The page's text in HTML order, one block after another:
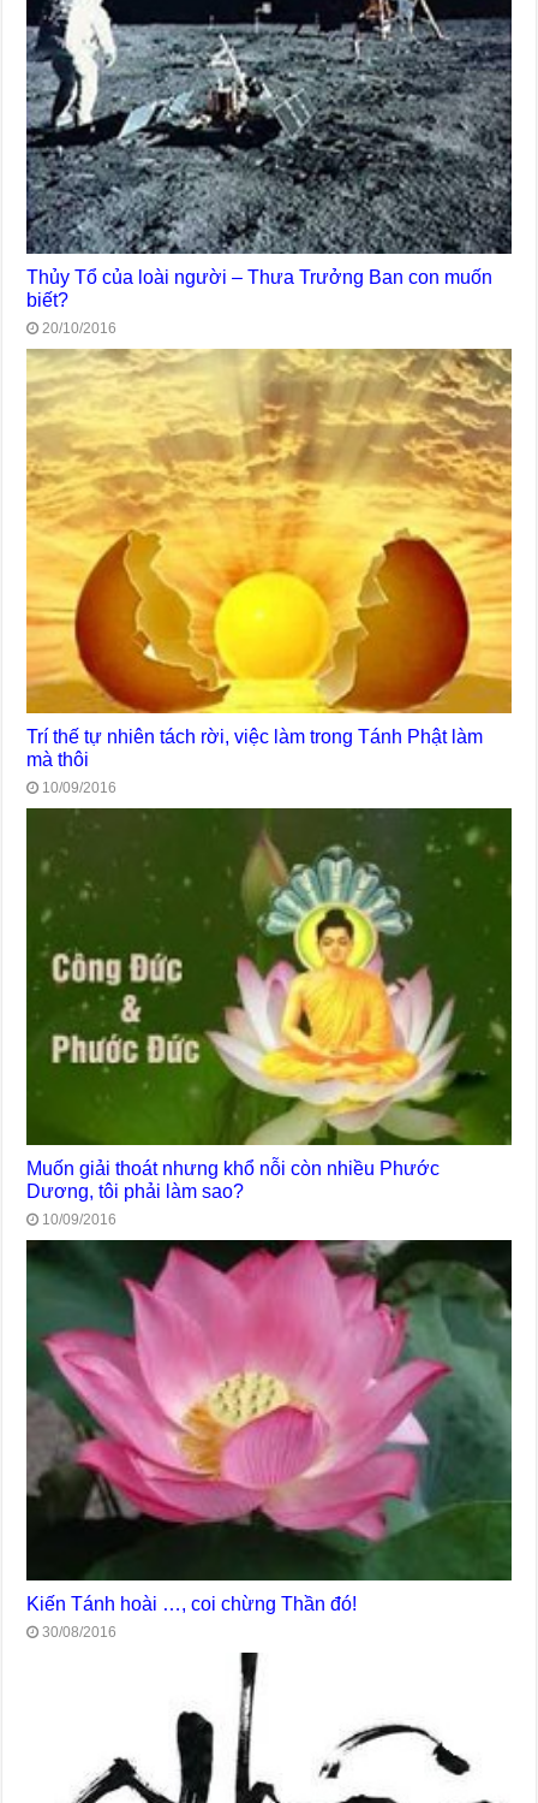
Thủy Tổ của loài người – Thưa Trưởng Ban con muốn
biết?
20/10/2016
Trí thế tự nhiên tách rời, việc làm trong Tánh Phật làm
mà thôi
10/09/2016
Muốn giải thoát nhưng khổ nỗi còn nhiều Phước
Dương, tôi phải làm sao?
10/09/2016
Kiến Tánh hoài …, coi chừng Thần đó!
30/08/2016